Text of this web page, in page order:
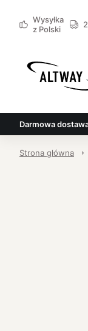
Wysyłka
z Polski
Darmowa
Strona główna